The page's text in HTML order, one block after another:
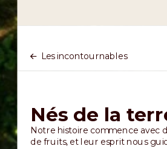
Les incontournables
Nés de la
Notre histoire commence avec
de fruits, et leur esprit nous